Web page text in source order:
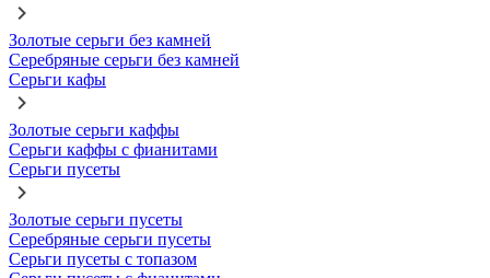
Золотые серьги без камней
Серебряные серьги без камней
Серьги кафы
Золотые серьги каффы
Серьги каффы с фианитами
Серьги пусеты
Золотые серьги пусеты
Серебряные серьги пусеты
Серьги пусеты с топазом